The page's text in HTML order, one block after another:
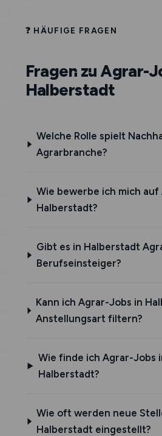
❓ HÄUFIGE FRAGEN
Fragen zu Agrar-
Halberstadt
Welche Rolle spielt
Agrarbranche?
Wie bewerbe ich mich
Halberstadt?
Gibt es in Halberstadt
Berufseinsteiger?
Kann ich Agrar-Jobs in
Anstellungsart filtern?
Wie finde ich Agrar-Jobs
Halberstadt?
Wie oft werden neue
Halberstadt eingestellt?